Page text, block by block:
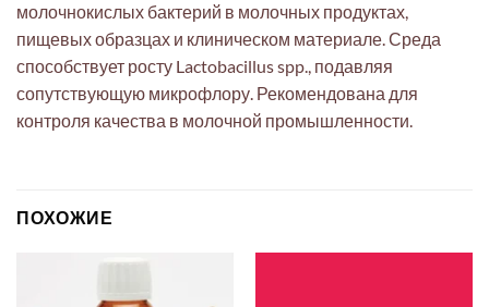
молочнокислых бактерий в молочных продуктах,
пищевых образцах и клиническом материале. Среда
способствует росту Lactobacillus spp., подавляя
сопутствующую микрофлору. Рекомендована для
контроля качества в молочной промышленности.
ПОХОЖИЕ